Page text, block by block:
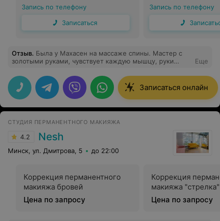
Запись по телефону
Записаться
Запись по телефону
Отзыв. Была у Махасен на массаже спины. Мастер с
золотыми руками, чувствует каждую мышцу, руки
массажа. В кабинете чисто, уютно, приятная музыка.
Массаж - это не роскошь, а необходимость. Так что -
рекомендую.
Еще
Записаться онлайн
СТУДИЯ ПЕРМАНЕНТНОГО МАКИЯЖА
4.2 Nesh
Минск, ул. Дмитрова, 5 до 22:00
Коррекция перманентного
макияжа бровей
Цена по запросу
Коррекция
макияжа "стрелка"
Цена по запросу